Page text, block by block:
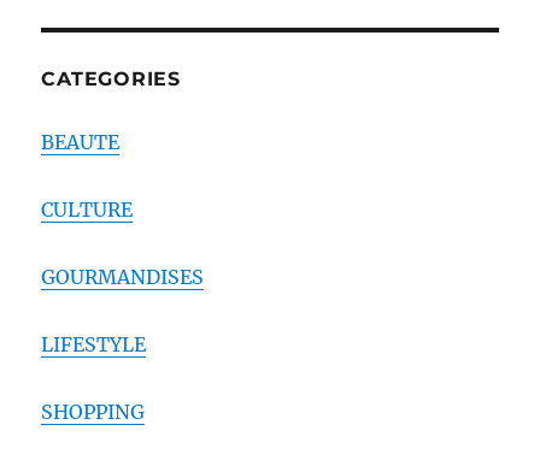
CATEGORIES
BEAUTE
CULTURE
GOURMANDISES
LIFESTYLE
SHOPPING